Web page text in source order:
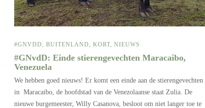
#GNVDD BUITENLAND KORT NIEUWS
#GNvdD: Einde stierengevechten Maracaibo,
Venezuela
We hebben goed nieuws! Er komt een einde aan de stierengevechten
in Maracaibo, de hoofdstad van de Venezolaanse staat Zulia. De
nieuwe burgemeester, Willy Casanova, besloot om niet langer toe te